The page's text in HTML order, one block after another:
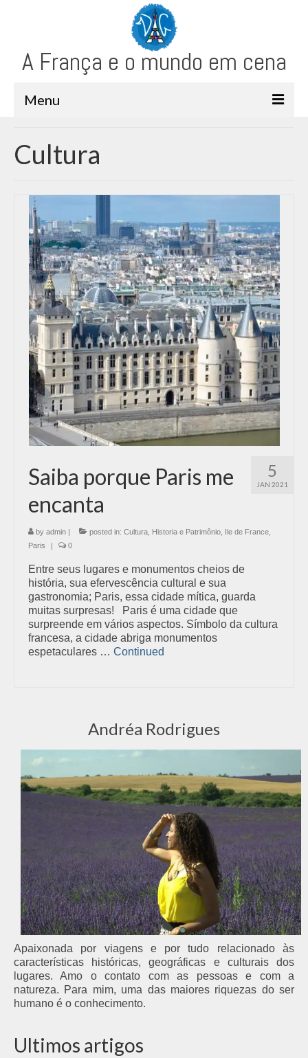
A França e o mundo em cena
Menu
Historia e Patrimônio
Paris
Regiões Francesas
O mundo e eu
Cultura
5
JAN 2021
Saiba porque Paris me
encanta
by admin | posted in: Cultura Historia e Patrimônio Ile de France
Paris
| 0
Entre seus lugares e monumentos cheios de
história, sua efervescência cultural e sua
gastronomia; Paris, essa cidade mítica, guarda
muitas surpresas! Paris é uma cidade que
surpreende em vários aspectos. Símbolo da cultura
francesa, a cidade abriga monumentos
espetaculares … Continued
Andréa Rodrigues
Apaixonada por viagens e por tudo relacionado às
características históricas, geográficas e culturais dos
lugares. Amo o contato com as pessoas e com a
natureza. Para mim, uma das maiores riquezas do ser
humano é o conhecimento.
Ultimos artigos